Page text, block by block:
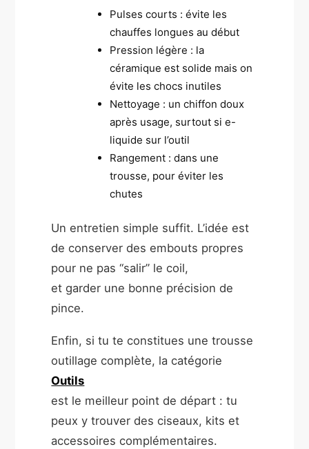
Pulses courts : évite les
chauffes longues au début
Pression légère : la
céramique est solide mais on
évite les chocs inutiles
Nettoyage : un chiffon doux
après usage, surtout si e-
liquide sur l’outil
Rangement : dans une
trousse, pour éviter les
chutes
Un entretien simple suffit. L’idée est
de conserver des embouts propres
pour ne pas “salir” le coil,
et garder une bonne précision de
pince.
Enfin, si tu te constitues une trousse
outillage complète, la catégorie
Outils
est le meilleur point de départ : tu
peux y trouver des ciseaux, kits et
accessoires complémentaires.